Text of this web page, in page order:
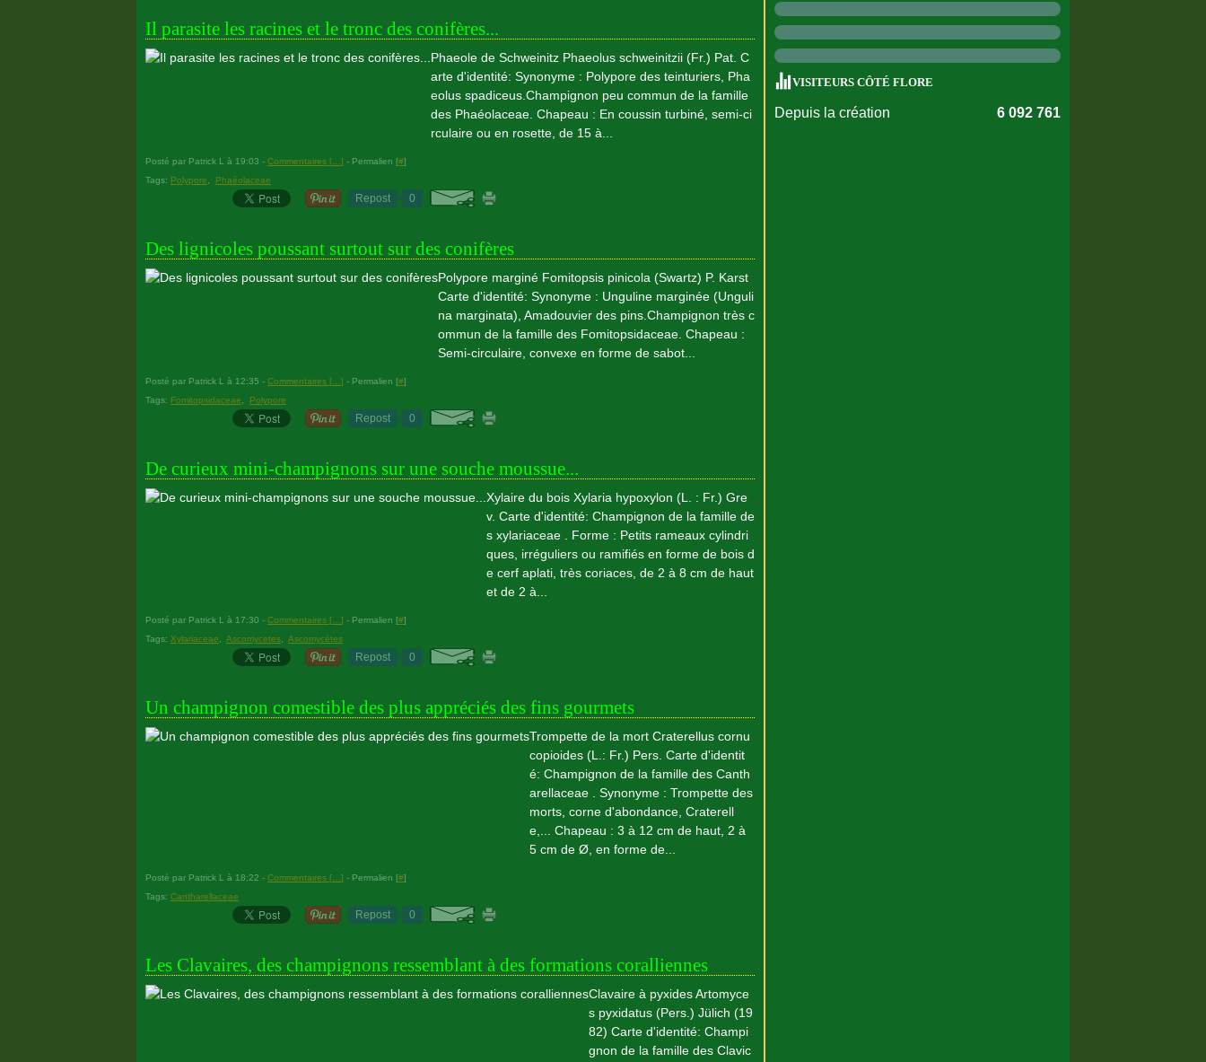
Il parasite les racines et le tronc des conifères...
Phaeole de Schweinitz Phaeolus schweinitzii (Fr.) Pat. C
arte d'identité: Synonyme : Polypore des teinturiers, Pha
eolus spadiceus.Champignon peu commun de la famille
des Phaéolaceae. Chapeau : En coussin turbiné, semi-ci
rculaire ou en rosette, de 15 à...
Posté par Patrick L à 19:03 - Commentaires [ ] - Permalien [#]
Tags: Polypore Phaéolaceae
Repost 0
Des lignicoles poussant surtout sur des conifères
Polypore marginé Fomitopsis pinicola (Swartz) P. Karst
Carte d'identité: Synonyme : Unguline marginée (Unguli
na marginata), Amadouvier des pins.Champignon très c
ommun de la famille des Fomitopsidaceae. Chapeau :
Semi-circulaire, convexe en forme de sabot...
Posté par Patrick L à 12:35 - Commentaires [ ] - Permalien [#]
Tags: Fomitopsidaceae Polypore
Repost 0
De curieux mini-champignons sur une souche moussue...
Xylaire du bois Xylaria hypoxylon (L. : Fr.) Gre
v. Carte d'identité: Champignon de la famille de
s xylariaceae . Forme : Petits rameaux cylindri
ques, irréguliers ou ramifiés en forme de bois d
e cerf aplati, très coriaces, de 2 à 8 cm de haut
et de 2 à...
Posté par Patrick L à 17:30 - Commentaires [ ] - Permalien [#]
Tags: Xylariaceae Ascomycetes Ascomycètes
Repost 0
Un champignon comestible des plus appréciés des fins gourmets
Trompette de la mort Craterellus cornu
copioides (L.: Fr.) Pers. Carte d'identit
é: Champignon de la famille des Canth
arellaceae . Synonyme : Trompette des
morts, corne d'abondance, Craterell
e,... Chapeau : 3 à 12 cm de haut, 2 à
5 cm de Ø, en forme de...
Posté par Patrick L à 18:22 - Commentaires [ ] - Permalien [#]
Tags: Cantharellaceae
Repost 0
Les Clavaires, des champignons ressemblant à des formations coralliennes
Clavaire à pyxides Artomyce
s pyxidatus (Pers.) Jülich (19
82) Carte d'identité: Champi
gnon de la famille des Clavic
VISITEURS CÔTÉ FLORE
Depuis la création 6 092 761